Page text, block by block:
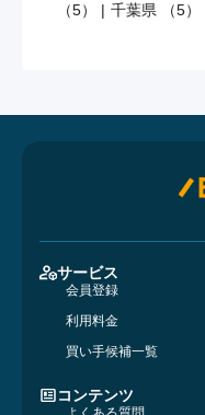
（5）
| 千葉県 （5）
サービス
会員登録
利用料金
買い手候補一覧
コンテンツ